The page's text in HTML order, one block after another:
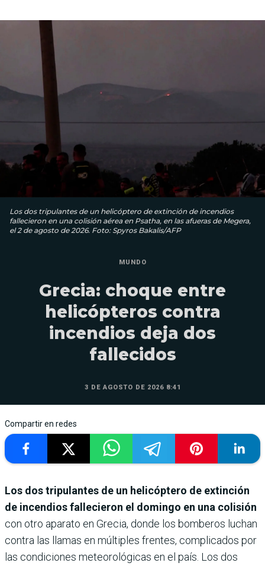
Los dos tripulantes de un helicóptero de extinción de incendios
fallecieron en una colisión aérea en Psatha, en las afueras de Megera,
el 2 de agosto de 2026. Foto: Spyros Bakalis/AFP
MUNDO
Grecia: choque entre
helicópteros contra
incendios deja dos
fallecidos
3 DE AGOSTO DE 2026 8:41
Compartir en redes
Los dos tripulantes de un helicóptero de extinción
de incendios fallecieron el domingo en una colisión
con otro aparato en Grecia, donde los bomberos luchan
contra las llamas en múltiples frentes, complicados por
las condiciones meteorológicas en el país. Los dos